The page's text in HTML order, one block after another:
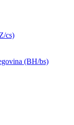
cs)
(BH/bs)